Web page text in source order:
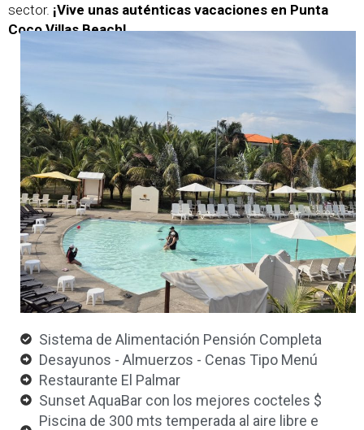
sector. ¡Vive unas auténticas vacaciones en Punta
Coco Villas Beach!
Sistema de Alimentación Pensión Completa
Desayunos - Almuerzos - Cenas Tipo Menú
Restaurante El Palmar
Sunset AquaBar con los mejores cocteles $
Piscina de 300 mts temperada al aire libre e